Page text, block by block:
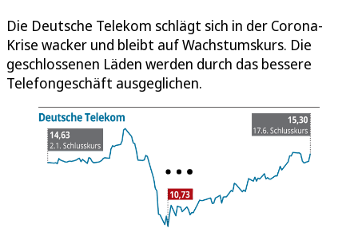
Die Deutsche Telekom schlägt sich in der Corona-
Krise wacker und bleibt auf Wachstumskurs. Die
geschlossenen Läden werden durch das bessere
Telefongeschäft ausgeglichen.